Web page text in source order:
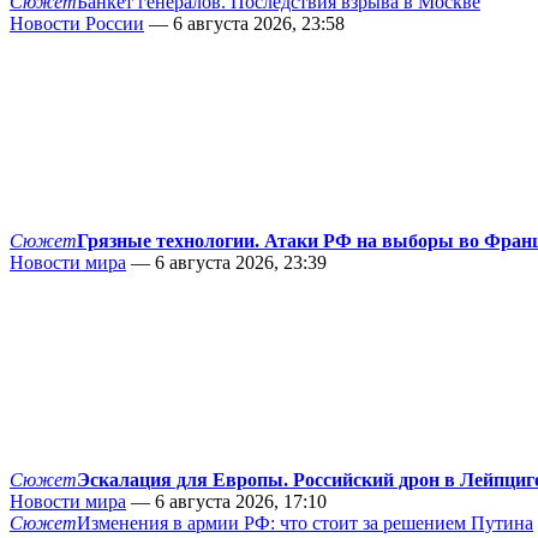
Новости России — 6 августа 2026, 23:58
СюжетГрязные технологии. Атаки РФ на выборы во
Новости мира — 6 августа 2026, 23:39
СюжетЭскалация для Европы. Российский дрон в
Новости мира — 6 августа 2026, 17:10
СюжетИзменения в армии РФ: что стоит за решением Путина